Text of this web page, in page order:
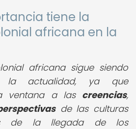
tiene la
africana en la
africana sigue siendo
la actualidad, ya que
ventana a las creencias,
de las culturas
de la llegada de los